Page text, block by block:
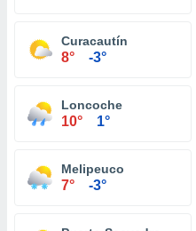
Curacautín
8° -3°
Loncoche
10° 1°
Melipeuco
7° -3°